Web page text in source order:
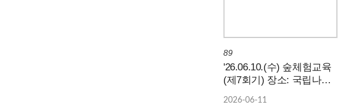
89
'26.06.10.(수) 숲체험교육
(제7회기) 장소: 국립나주
2026-06-11